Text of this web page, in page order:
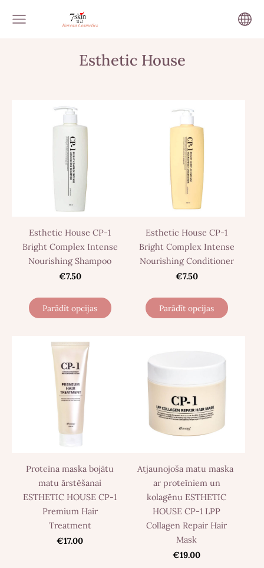
Esthetic House
Esthetic House CP-1
Bright Complex Intense
Nourishing Shampoo
€7.50
Parādīt opcijas
Esthetic House CP-1
Bright Complex Intense
Nourishing Conditioner
€7.50
Parādīt opcijas
Proteīna maska ​​bojātu
matu ārstēšanai
ESTHETIC HOUSE CP-1
Premium Hair
Treatment
€17.00
Atjaunojoša matu maska ​​
ar proteīniem un
kolagēnu ESTHETIC
HOUSE CP-1 LPP
Collagen Repair Hair
Mask
€19.00